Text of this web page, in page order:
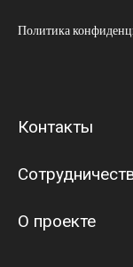
Политика
Контакты
О проекте